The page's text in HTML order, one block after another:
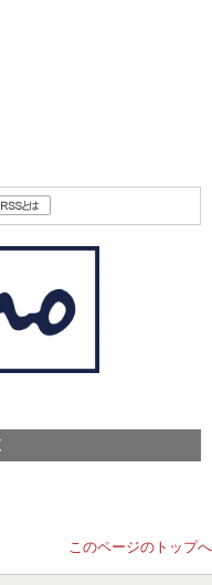
このページのトップへ